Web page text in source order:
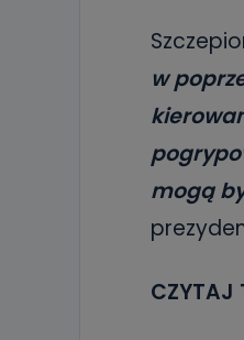
w
mogą
CZYTAJ